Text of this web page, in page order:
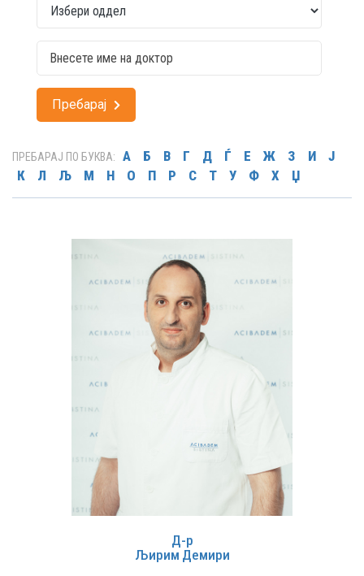
Пребарај
ПРЕБАРАЈ ПО БУКВА: А Б В Г Д Ѓ Е Ж З И
Ј
К
Л Љ М Н О П Р С Т У Ф Х Џ
Д-р
Љирим Демири